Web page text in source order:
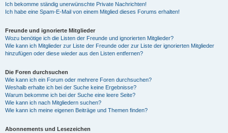
Ich bekomme ständig unerwünschte Private Nachrichten!
Ich habe eine Spam-E-Mail von einem Mitglied dieses Forums erhalten!
Freunde und ignorierte Mitglieder
Wozu benötige ich die Listen der Freunde und ignorierten Mitglieder?
Wie kann ich Mitglieder zur Liste der Freunde oder zur Liste der ignorierten Mitglieder
hinzufügen oder diese wieder aus den Listen entfernen?
Die Foren durchsuchen
Wie kann ich ein Forum oder mehrere Foren durchsuchen?
Weshalb erhalte ich bei der Suche keine Ergebnisse?
Warum bekomme ich bei der Suche eine leere Seite?
Wie kann ich nach Mitgliedern suchen?
Wie kann ich meine eigenen Beiträge und Themen finden?
Abonnements und Lesezeichen